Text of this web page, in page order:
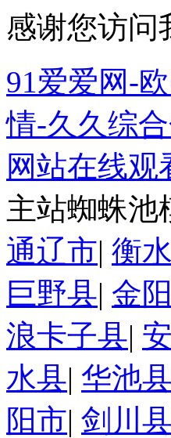
感谢您访问
91爱爱网-
情-久久综
网站在线
主站蜘蛛池
通辽市| 衡
巨野县| 金
浪卡子县|
水县| 华池县
阳市| 剑川县